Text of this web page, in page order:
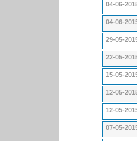
04-06-
04-06-
29-05-
22-05-
15-05-
12-05-
12-05-
07-05-